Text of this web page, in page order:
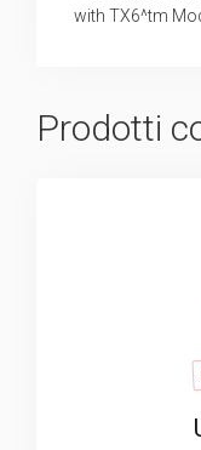
with TX6^tm
Prodotti